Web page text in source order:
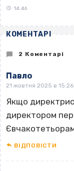
14:46
КОМЕНТАРІ
2 Коментарі
Павло
21 жовтня 2025 в 15:26
Якщо
директором
ВІДПОВІCТИ